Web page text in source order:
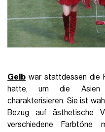
Gelb war stattdessen die
hatte, um die Asien
charakterisieren. Sie ist
Bezug auf ästhetische
verschiedene Farbtöne